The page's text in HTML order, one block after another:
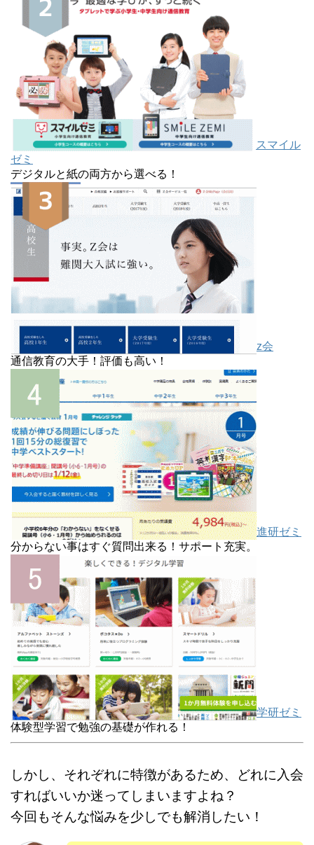
スマイル
ゼミ
デジタルと紙の両方から選べる！
z会
通信教育の大手！評価も高い！
進研ゼミ
分からない事はすぐ質問出来る！サポート充実。
学研ゼミ
体験型学習で勉強の基礎が作れる！
しかし、それぞれに特徴があるため、どれに入会
すればいいか迷ってしまいますよね？
今回もそんな悩みを少しでも解消したい！